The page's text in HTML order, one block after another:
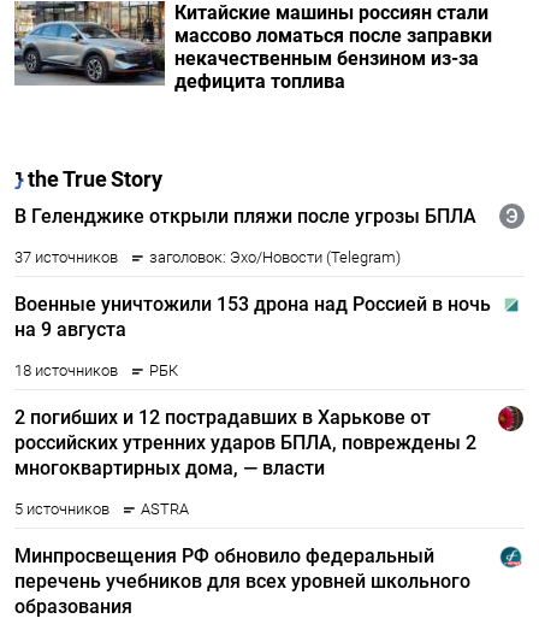
Китайские машины россиян стали
массово ломаться после заправки
некачественным бензином из-за
дефицита топлива